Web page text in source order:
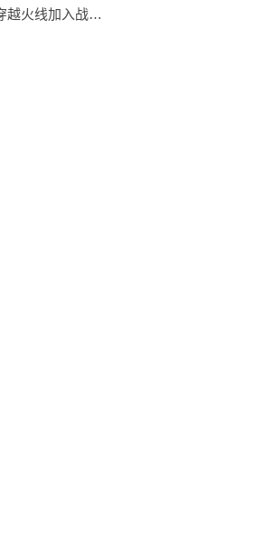
穿越火线加入战队有什么用（穿越火线加入战队）